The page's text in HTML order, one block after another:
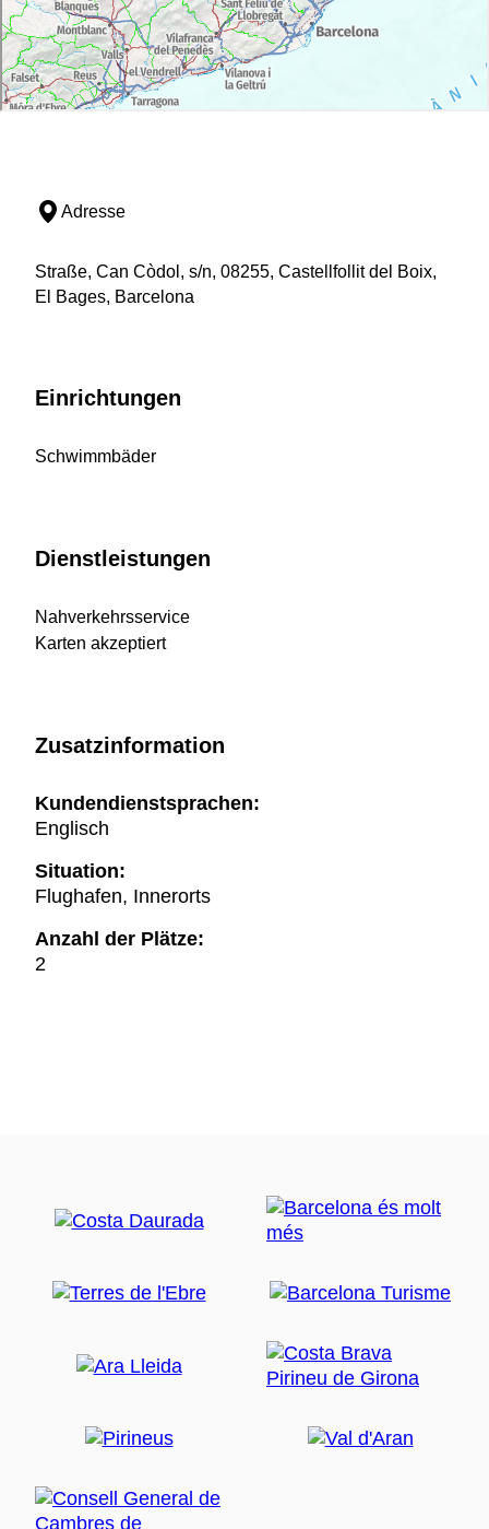
Adresse
Straße, Can Còdol, s/n, 08255, Castellfollit del Boix,
El Bages, Barcelona
Einrichtungen
Schwimmbäder
Dienstleistungen
Nahverkehrsservice
Karten akzeptiert
Zusatzinformation
Kundendienstsprachen:
Englisch
Situation:
Flughafen, Innerorts
Anzahl der Plätze:
2